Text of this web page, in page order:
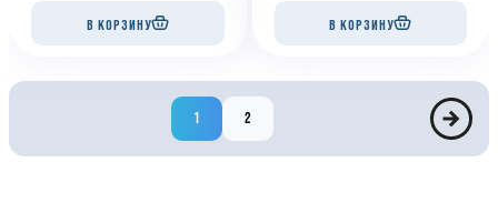
В КОРЗИНУ В КОРЗИНУ
1 2